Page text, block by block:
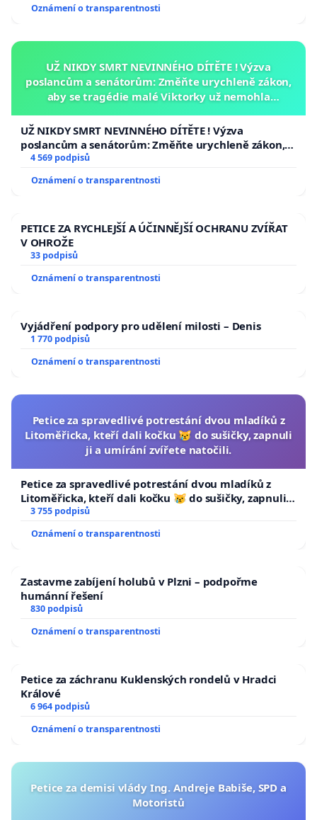
Oznámení o transparentnosti
UŽ NIKDY SMRT NEVINNÉHO DÍTĚTE ! Výzva
poslancům a senátorům: Změňte urychleně zákon,
aby se tragédie malé Viktorky už nemohla
UŽ NIKDY SMRT NEVINNÉHO DÍTĚTE ! Výzva
poslancům a senátorům: Změňte urychleně zákon,
aby se tragédie malé Viktorky už nemohla opakovat!
4 569 podpisů
Oznámení o transparentnosti
PETICE ZA RYCHLEJŠÍ A ÚČINNĚJŠÍ OCHRANU ZVÍŘAT
V OHROŽE
33 podpisů
Oznámení o transparentnosti
Vyjádření podpory pro udělení milosti – Denis
1 770 podpisů
Oznámení o transparentnosti
Petice za spravedlivé potrestání dvou mladíků z
Litoměřicka, kteří dali kočku 😿 do sušičky, zapnuli
ji a umírání zvířete natočili.
Petice za spravedlivé potrestání dvou mladíků z
Litoměřicka, kteří dali kočku 😿 do sušičky, zapnuli ji
a umírání zvířete natočili.
3 755 podpisů
Oznámení o transparentnosti
Zastavme zabíjení holubů v Plzni – podpořme
humánní řešení
830 podpisů
Oznámení o transparentnosti
Petice za záchranu Kuklenských rondelů v Hradci
Králové
6 964 podpisů
Oznámení o transparentnosti
Petice za demisi vlády Ing. Andreje Babiše, SPD a
Motoristů